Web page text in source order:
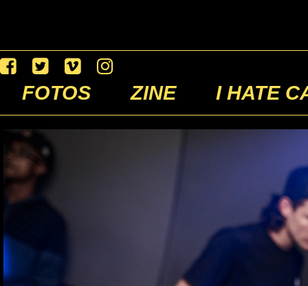
FOTOS ZINE I HATE